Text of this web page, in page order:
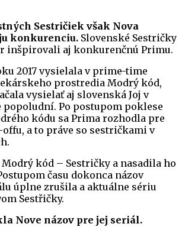
Sestričiek však Nova
konkurenciu. Slovenské Sestričky
inšpirovali aj konkurenčnú Primu.
2017 vysielala v prime-time
prostredia Modrý kód,
vysielať aj slovenská Joj v
Po postupom poklese
kódu sa Prima rozhodla pre
a to práve so sestričkami v
kód – Sestričky a nasadila ho
času dokonca názov
úplne zrušila a aktuálne sériu
Sestřičky.
Nove názov pre jej seriál.